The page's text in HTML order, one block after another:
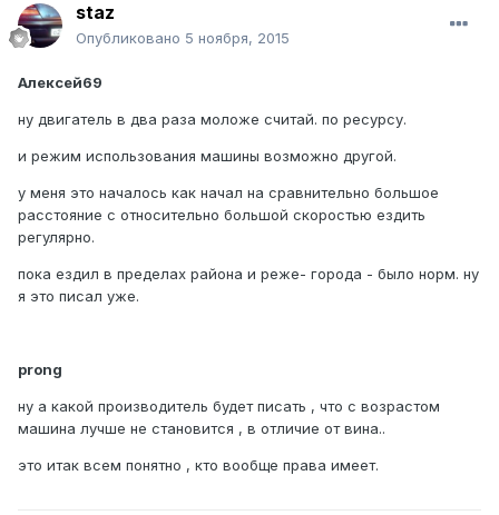
staz
Опубликовано 5 ноября, 2015
Алексей69
ну двигатель в два раза моложе считай. по ресурсу.
и режим использования машины возможно другой.
у меня это началось как начал на сравнительно большое
расстояние с относительно большой скоростью ездить
регулярно.
пока ездил в пределах района и реже- города - было норм. ну
я это писал уже.
prong
ну а какой производитель будет писать , что с возрастом
машина лучше не становится , в отличие от вина..
это итак всем понятно , кто вообще права имеет.